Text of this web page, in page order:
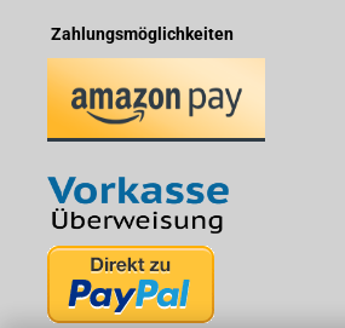
Zahlungsmöglichkeiten